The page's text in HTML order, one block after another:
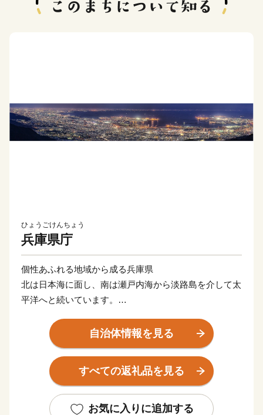
ひょうごけんちょう
兵庫県庁
個性あふれる地域から成る兵庫県
北は日本海に面し、南は瀬戸内海から淡路島を介して太
平洋へと続いています。
域で構成されており、多様な気候と風土を通して、海水
浴やスキー、温泉などの多彩なレジャーが楽しめること
から、「日本の縮図」といわれています。特に、歴史や
風土、産業などの違いから、摂津（神戸・阪神）、播
ことができます。
自治体情報を見る
すべての返礼品を見る
お気に入りに追加する